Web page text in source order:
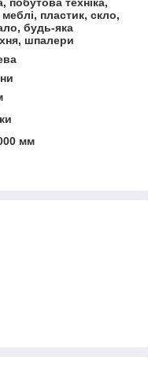
меблі, пластик, скло,
будь-яка
шпалери
мм